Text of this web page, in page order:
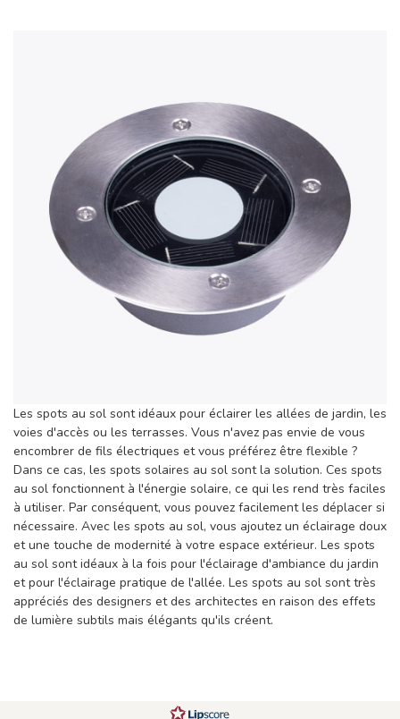
Les spots au sol sont idéaux pour éclairer les allées de jardin, les
voies d'accès ou les terrasses. Vous n'avez pas envie de vous
encombrer de fils électriques et vous préférez être flexible ?
Dans ce cas, les spots solaires au sol sont la solution. Ces spots
au sol fonctionnent à l'énergie solaire, ce qui les rend très faciles
à utiliser. Par conséquent, vous pouvez facilement les déplacer si
nécessaire. Avec les spots au sol, vous ajoutez un éclairage doux
et une touche de modernité à votre espace extérieur. Les spots
au sol sont idéaux à la fois pour l'éclairage d'ambiance du jardin
et pour l'éclairage pratique de l'allée. Les spots au sol sont très
appréciés des designers et des architectes en raison des effets
de lumière subtils mais élégants qu'ils créent.